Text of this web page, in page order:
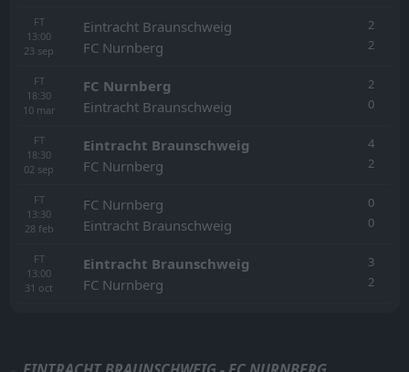
FT
13:00
23 sep
Eintracht Braunschweig
FC Nurnberg
2
2
FT
18:30
10 mar
FC Nurnberg
Eintracht Braunschweig
2
0
FT
18:30
02 sep
Eintracht Braunschweig
FC Nurnberg
4
2
FT
13:30
28 feb
FC Nurnberg
Eintracht Braunschweig
0
0
FT
13:00
31 oct
Eintracht Braunschweig
FC Nurnberg
3
2